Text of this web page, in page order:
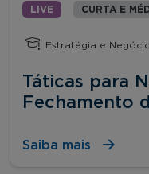
LIVE CURTA E
Estratégia e
Táticas para
Fechamento
Saiba mais